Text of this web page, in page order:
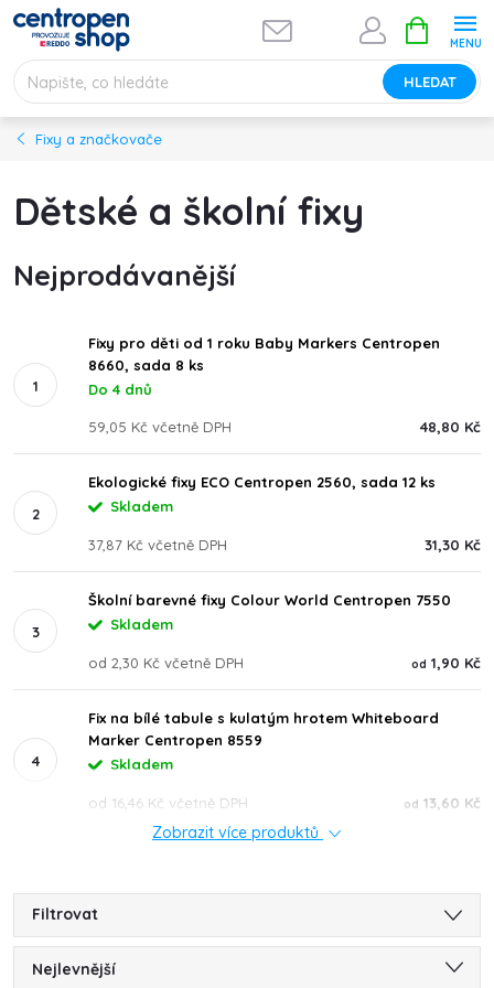
Přejít
obsah
HLEDAT
NÁKUPNÍ
KOŠÍK
Fixy a značkovače
Dětské a školní fixy
Nejprodávanější
Fixy pro děti od 1 roku Baby Markers Centropen
8660, sada 8 ks
Do 4 dnů
48,80 Kč
59,05 Kč včetně DPH
Ekologické fixy ECO Centropen 2560, sada 12 ks
Skladem
31,30 Kč
37,87 Kč včetně DPH
Školní barevné fixy Colour World Centropen 7550
Skladem
od 1,90 Kč
od 2,30 Kč včetně DPH
Fix na bílé tabule s kulatým hrotem Whiteboard
Marker Centropen 8559
Skladem
od 13,60 Kč
od 16,46 Kč včetně DPH
Zobrazit více produktů
Filtrovat
Ř
Nejlevnější